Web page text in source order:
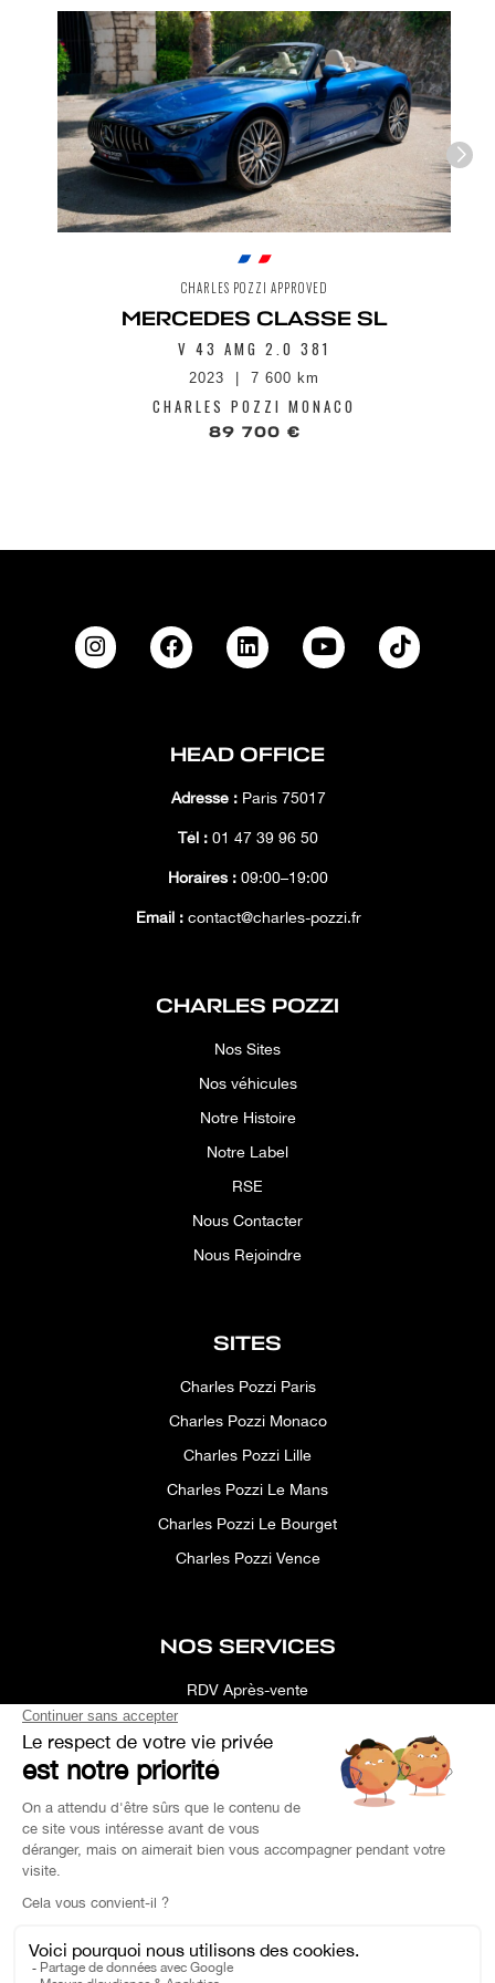
Envoyer
CHARLES POZZI APPROVED
MERCEDES CLASSE SL
V 43 AMG 2.0 381
2023 7 600 km
CHARLES POZZI MONACO
89 700 €
HEAD OFFICE
Adresse :Paris 75017
Tél : 01 47 39 96 50
Horaires : 09:00–19:00
Email :contact@charles-pozzi.fr
CHARLES POZZI
Nos Sites
Nos véhicules
Notre Histoire
Notre Label
RSE
Nous Contacter
Nous Rejoindre
SITES
Charles Pozzi Paris
Charles Pozzi Monaco
Charles Pozzi Lille
Charles Pozzi Le Mans
Charles Pozzi Le Bourget
Charles Pozzi Vence
NOS SERVICES
RDV Après-vente
Simulateur
Recherche Personnalisée